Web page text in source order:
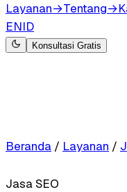
Layanan→Tentang→
ENID
Konsultasi Gratis
Beranda / Layanan /
Jasa SEO